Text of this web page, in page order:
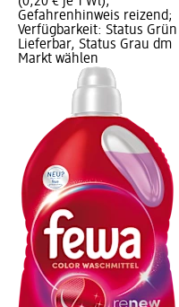
Gefahrenhinweis reizend;
Verfügbarkeit: Status Grün
Lieferbar, Status Grau dm
Markt wählen